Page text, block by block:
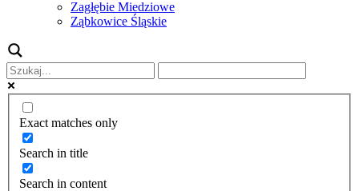
Zagłębie Miedziowe
Ząbkowice Śląskie
Exact matches only
Search in title
Search in content